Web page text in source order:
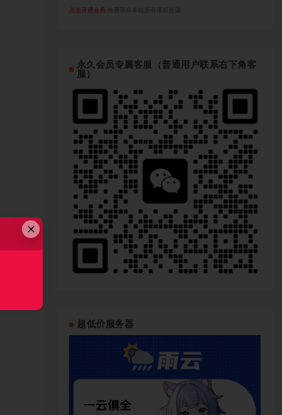
点击开通会员 免费享有本站所有课程资源
永久会员专属客服（普通用户联系右下角客
服）
超低价服务器
×